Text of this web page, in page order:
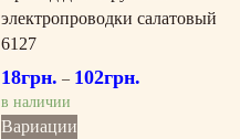
электропроводки салатовый
6127
18грн. – 102грн.
в наличии
Вариации